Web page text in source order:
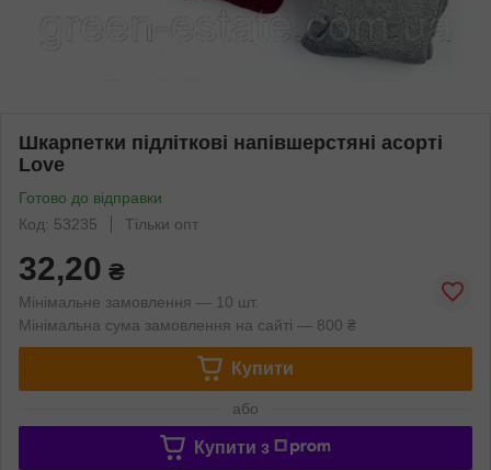
Шкарпетки підліткові напівшерстяні асорті
Love
Готово до відправки
Код: 53235
Тільки опт
32,20 ₴
Мінімальне замовлення — 10 шт.
Мінімальна сума замовлення на сайті — 800 ₴
Купити
або
Купити з